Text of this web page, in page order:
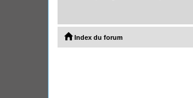
Index du forum